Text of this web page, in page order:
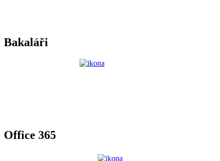
Bakaláři
Office 365